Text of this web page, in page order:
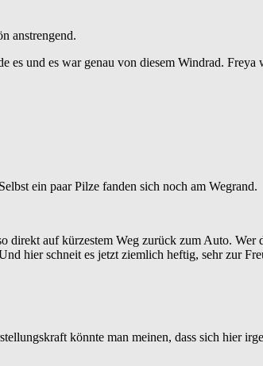
anstrengend.
und es war genau von diesem Windrad. Freya
ein paar Pilze fanden sich noch am Wegrand.
direkt auf kürzestem Weg zurück zum Auto. Wer
hier schneit es jetzt ziemlich heftig, sehr zur
könnte man meinen, dass sich hier